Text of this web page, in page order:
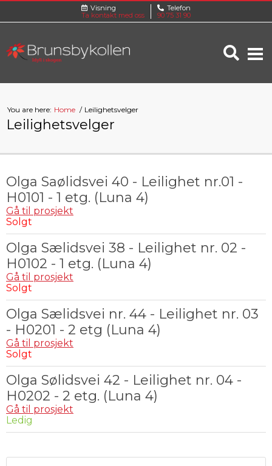
Visning
Ta kontakt med oss
Telefon
90 75 31 90
You are here: Home Leilighetsvelger
Leilighetsvelger
Olga Saølidsvei 40 - Leilighet nr.01 -
H0101 - 1 etg. (Luna 4)
Gå til prosjekt
Solgt
Olga Sælidsvei 38 - Leilighet nr. 02 -
H0102 - 1 etg. (Luna 4)
Gå til prosjekt
Solgt
Olga Sælidsvei nr. 44 - Leilighet nr. 03
- H0201 - 2 etg (Luna 4)
Gå til prosjekt
Solgt
Olga Sølidsvei 42 - Leilighet nr. 04 -
H0202 - 2 etg. (Luna 4)
Gå til prosjekt
Ledig